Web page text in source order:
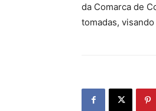
da Comarca de
tomadas,